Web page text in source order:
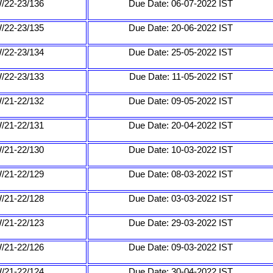
22-23/136 Due Date: 06-07-2022 IST
22-23/135 Due Date: 20-06-2022 IST
22-23/134 Due Date: 25-05-2022 IST
22-23/133 Due Date: 11-05-2022 IST
21-22/132 Due Date: 09-05-2022 IST
21-22/131 Due Date: 20-04-2022 IST
21-22/130 Due Date: 10-03-2022 IST
21-22/129 Due Date: 08-03-2022 IST
21-22/128 Due Date: 03-03-2022 IST
21-22/123 Due Date: 29-03-2022 IST
21-22/126 Due Date: 09-03-2022 IST